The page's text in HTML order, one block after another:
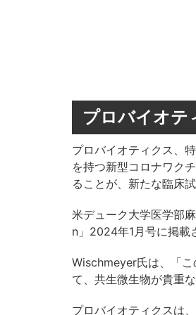
プロバイオテ
プロバイオティクス、
を持つ新型コロナワク
ることが、新たな臨床
米デューク大学医学部
n」2024年1月号に掲載
Wischmeyer氏は、「
て、共生微生物が貴重
プロバイオティクスは